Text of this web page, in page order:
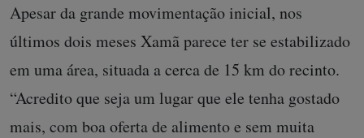
Apesar da grande movimentação inicial, nos
últimos dois meses Xamã parece ter se estabilizado
em uma área, situada a cerca de 15 km do recinto.
“Acredito que seja um lugar que ele tenha gostado
mais, com boa oferta de alimento e sem muita